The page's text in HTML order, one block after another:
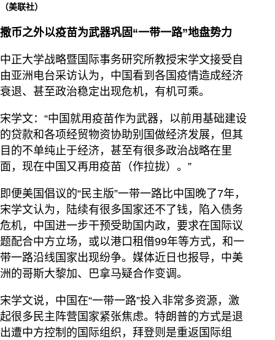
（美联社）
撒币之外以疫苗为武器巩固“一带一路”地盘势力
中正大学战略暨国际事务研究所教授宋学文接受自
由亚洲电台采访认为，中国看到各国疫情造成经济
衰退、甚至政治稳定出现危机，有机可乘。
宋学文：“中国就用疫苗作为武器，以前用基础建设
的贷款和各项经贸物资协助别国做经济发展，但其
目的不单纯止于经济，甚至有很多政治战略在里
面，现在中国又再用疫苗（作拉拢）。”
即便美国倡议的“民主版”一带一路比中国晚了7年，
宋学文认为，陆续有很多国家还不了钱，陷入债务
危机，中国进一步干预受助国内政，要求在国际议
题配合中方立场，或以港口租借99年等方式，和一
带一路沿线国家出现纷争。媒体近日也报导，中美
洲的哥斯大黎加、巴拿马疑合作变调。
宋学文说，中国在“一带一路”投入非常多资源，激
起很多民主阵营国家紧张焦虑。特朗普的方式是退
出遭中方控制的国际组织，拜登则是重返国际组